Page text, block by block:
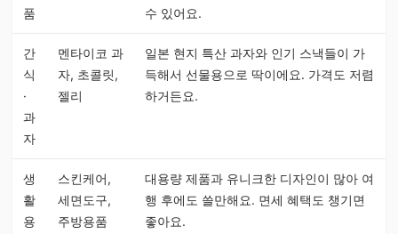
품
수 있어요.
간
식
·
과
자
멘타이코 과
자, 초콜릿,
젤리
일본 현지 특산 과자와 인기 스낵들이 가
득해서 선물용으로 딱이에요. 가격도 저렴
하거든요.
생
활
용
스킨케어,
세면도구,
주방용품
대용량 제품과 유니크한 디자인이 많아 여
행 후에도 쓸만해요. 면세 혜택도 챙기면
좋아요.